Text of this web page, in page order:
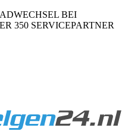
BEI
350 SERVICEPARTNER